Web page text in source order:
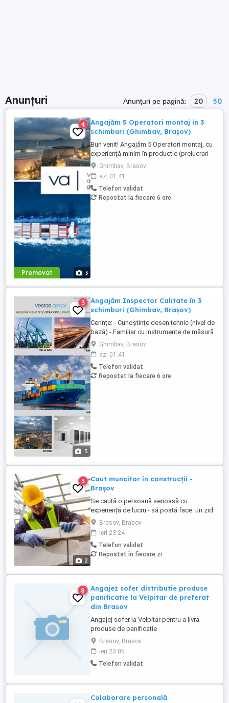
Anunțuri Anunțuri pe pagină: 20 50
Promovat 3
4
Angajăm 5 Operatori montaj in 3
schimburi (Ghimbav, Brașov)
Bun venit! Angajăm 5 Operatori montaj, cu
experiență minim în productie (prelucrari
prin aschiere). Căutăm persoane serioase,
dornice să învețe și să muncească, se va
oferi instruire la locul de muncă. Program:
3 schimburi - schimbul 1: 06.45-14.30 -
schimbul 2: 14.30-22.30 - schimbul 3:
Ghimbav, Brasov
azi 01:41
Telefon validat
Repostat la fiecare 6 ore
5
3
Angajăm Inspector Calitate în 3
schimburi (Ghimbav, Brașov)
Cerințe: - Cunoștințe desen tehnic (nivel de
bază) - Familiar cu instrumente de măsură
și control (ex. șubler) - Limba engleză
(nivel incepator) - Cunoștințe operare PC
(email, Excel) - Abilități bune de lucru în
echipă, comunicare și atenție la detalii -
Disponibilitate pentru lucru în 3 schimburi
Ghimbav, Brasov
azi 01:41
Telefon validat
Repostat la fiecare 6 ore
2
5
Caut muncitor în construcții -
Brașov
Se caută o persoană serioasă cu
experiență de lucru - să poată face: un zid
de cărămidă DREPT, confecționare
cofrag, montare gresie, montare faianță,
tencuit, gletuit. NU este necesar să care
sau să ridice lucruri grele.
Brasov, Brasov
ieri 23:24
Telefon validat
Repostat în fiecare zi
8
Angajez sofer distributie produse
panificatie la Velpitar de preferat
din Brasov
Angajej sofer la Velpitar pentru a livra
produse de panificatie
Brasov, Brasov
ieri 23:05
Telefon validat
Colaborare personală